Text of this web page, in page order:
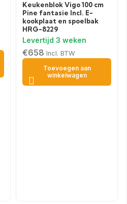
Keukenblok Vigo 100 cm
Pine fantasie Incl. E-
kookplaat en spoelbak
HRG-8229
€658 Incl. BTW
Toevoegen aan
winkelwagen